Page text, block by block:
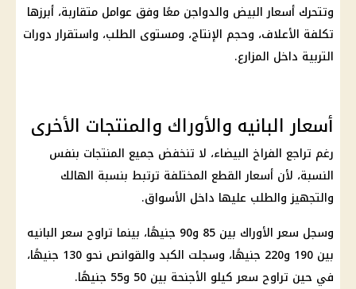
وتتحرك أسعار البيض والدواجن معًا وفق عوامل متقاربة، أبرزها
تكلفة الأعلاف، وحجم الإنتاج، ومستوى الطلب، واستقرار دورات
التربية داخل المزارع.
أسعار البانيه والأوراك والمنتجات الأخرى
رغم تراجع الفراخ البيضاء، لا تنخفض جميع المنتجات بنفس
النسبة، لأن أسعارالقطع المختلفة ترتبط بنسبة الهالك
والتجهيز والطلب عليها داخل الأسواق.
وسجل سعر الأوراك بين 85 و90 جنيهًا، بينما تراوح
سعر البانيه
بين 190 و220 جنيهًا، وسجلت الكبد والقوانص نحو 130 جنيهًا،
في حين تراوح سعر كيلو الأجنحة بين 50 و55 جنيهًا.